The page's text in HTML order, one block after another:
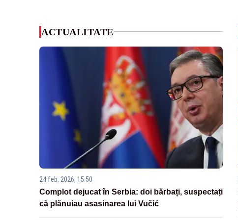
ACTUALITATE
24 feb. 2026, 15:50
Complot dejucat în Serbia: doi bărbați, suspectați
că plănuiau asasinarea lui Vučić